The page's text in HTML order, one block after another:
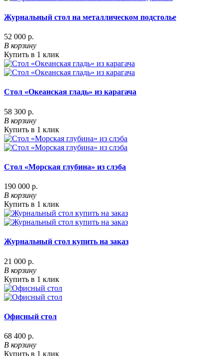
Журнальный стол на металлическом подстолье
52 000 р.
В корзину
Купить в 1 клик
Стол «Океанская гладь» из карагача
58 300 р.
В корзину
Купить в 1 клик
Стол «Морская глубина» из слэба
190 000 р.
В корзину
Купить в 1 клик
Журнальный стол купить на заказ
21 000 р.
В корзину
Купить в 1 клик
Офисный стол
68 400 р.
В корзину
Купить в 1 клик